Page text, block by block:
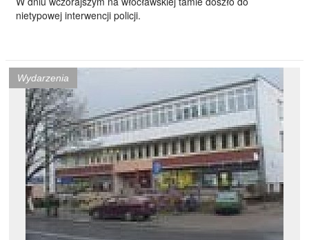
nietypowej interwencji policji.
Wydarzenia